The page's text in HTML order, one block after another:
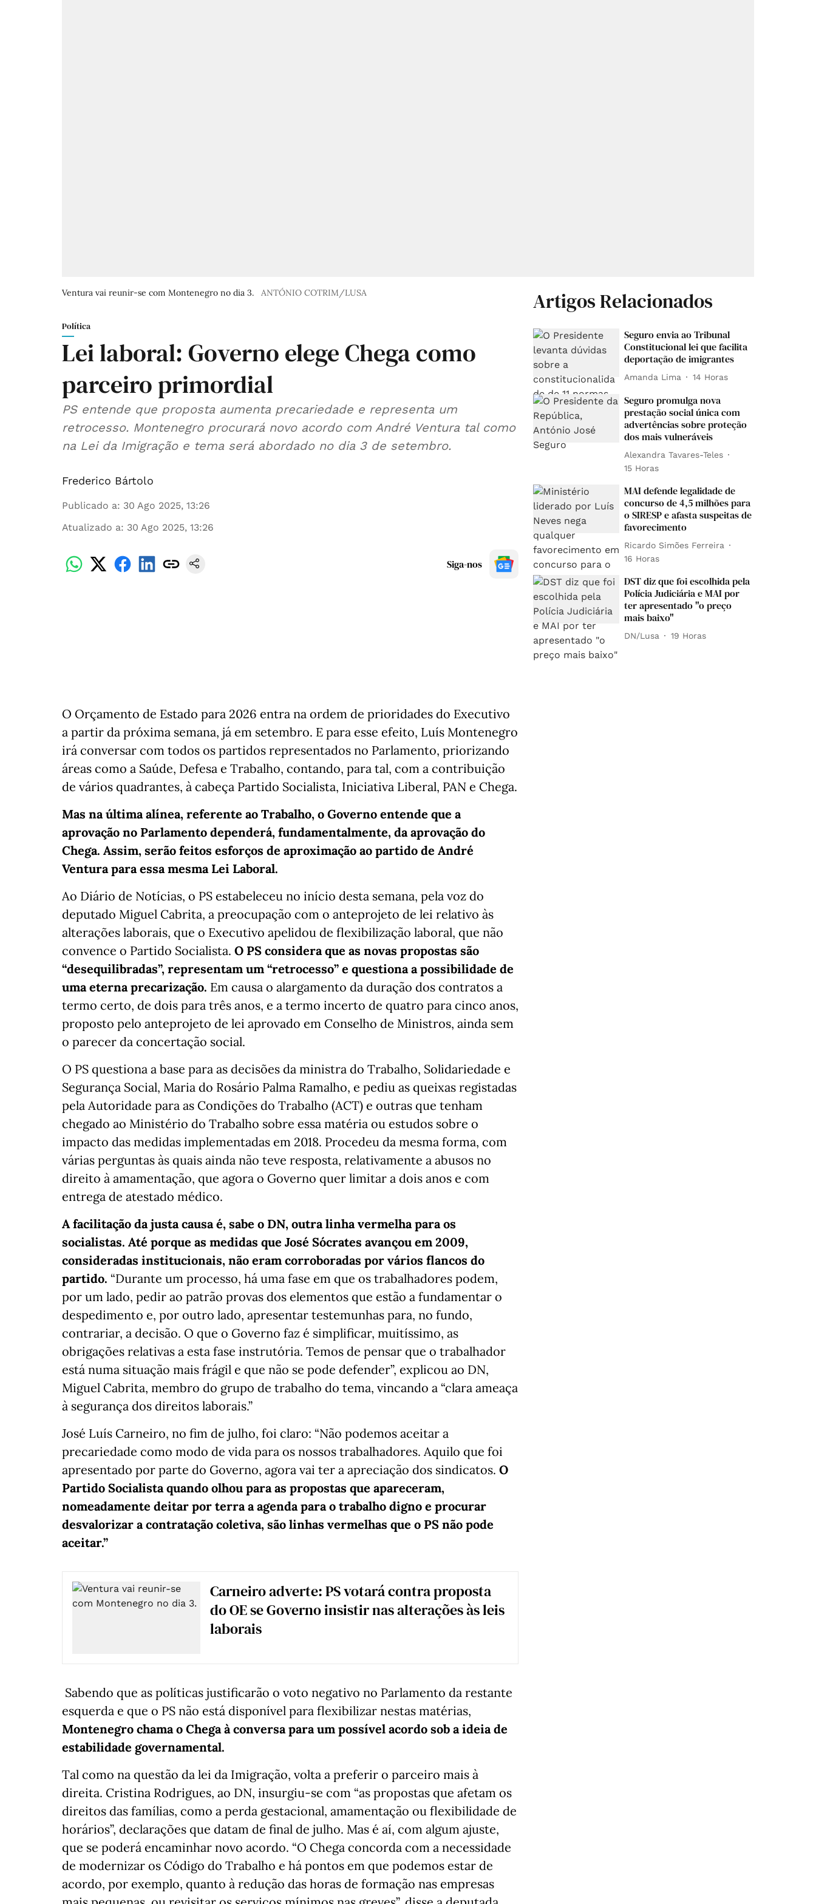
Ventura vai reunir-se com Montenegro no dia 3. ANTÓNIO COTRIM/LUSA
Política
Lei laboral: Governo elege Chega como
parceiro primordial
PS entende que proposta aumenta precariedade e representa um
retrocesso. Montenegro procurará novo acordo com André Ventura tal como
na Lei da Imigração e tema será abordado no dia 3 de setembro.
Frederico Bártolo
Publicado a: 30 Ago 2025, 13:26
Atualizado a: 30 Ago 2025, 13:26
Siga-nos
O Orçamento de Estado para 2026 entra na ordem de prioridades do Executivo
a partir da próxima semana, já em setembro. E para esse efeito, Luís Montenegro
irá conversar com todos os partidos representados no Parlamento, priorizando
áreas como a Saúde, Defesa e Trabalho, contando, para tal, com a contribuição
de vários quadrantes, à cabeça Partido Socialista, Iniciativa Liberal, PAN e Chega.
Mas na última alínea, referente ao Trabalho, o Governo entende que a
aprovação no Parlamento dependerá, fundamentalmente, da aprovação do
Chega. Assim, serão feitos esforços de aproximação ao partido de André
Ventura para essa mesma Lei Laboral.
Ao Diário de Notícias, o PS estabeleceu no início desta semana, pela voz do
deputado Miguel Cabrita, a preocupação com o anteprojeto de lei relativo às
alterações laborais, que o Executivo apelidou de flexibilização laboral, que não
convence o Partido Socialista. O PS considera que as novas propostas são
“desequilibradas”, representam um “retrocesso” e questiona a possibilidade de
uma eterna precarização. Em causa o alargamento da duração dos contratos a
termo certo, de dois para três anos, e a termo incerto de quatro para cinco anos,
proposto pelo anteprojeto de lei aprovado em Conselho de Ministros, ainda sem
o parecer da concertação social.
O PS questiona a base para as decisões da ministra do Trabalho, Solidariedade e
Segurança Social, Maria do Rosário Palma Ramalho, e pediu as queixas registadas
pela Autoridade para as Condições do Trabalho (ACT) e outras que tenham
chegado ao Ministério do Trabalho sobre essa matéria ou estudos sobre o
impacto das medidas implementadas em 2018. Procedeu da mesma forma, com
várias perguntas às quais ainda não teve resposta, relativamente a abusos no
direito à amamentação, que agora o Governo quer limitar a dois anos e com
entrega de atestado médico.
A facilitação da justa causa é, sabe o DN, outra linha vermelha para os
socialistas. Até porque as medidas que José Sócrates avançou em 2009,
consideradas institucionais, não eram corroboradas por vários flancos do
partido. “Durante um processo, há uma fase em que os trabalhadores podem,
por um lado, pedir ao patrão provas dos elementos que estão a fundamentar o
despedimento e, por outro lado, apresentar testemunhas para, no fundo,
contrariar, a decisão. O que o Governo faz é simplificar, muitíssimo, as
obrigações relativas a esta fase instrutória. Temos de pensar que o trabalhador
está numa situação mais frágil e que não se pode defender”, explicou ao DN,
Miguel Cabrita, membro do grupo de trabalho do tema, vincando a “clara ameaça
à segurança dos direitos laborais.”
José Luís Carneiro, no fim de julho, foi claro: “Não podemos aceitar a
precariedade como modo de vida para os nossos trabalhadores. Aquilo que foi
apresentado por parte do Governo, agora vai ter a apreciação dos sindicatos. O
Partido Socialista quando olhou para as propostas que apareceram,
nomeadamente deitar por terra a agenda para o trabalho digno e procurar
desvalorizar a contratação coletiva, são linhas vermelhas que o PS não pode
aceitar.”
Carneiro adverte: PS votará contra proposta
do OE se Governo insistir nas alterações às leis
laborais
Sabendo que as políticas justificarão o voto negativo no Parlamento da restante
esquerda e que o PS não está disponível para flexibilizar nestas matérias,
Montenegro chama o Chega à conversa para um possível acordo sob a ideia de
estabilidade governamental.
Tal como na questão da lei da Imigração, volta a preferir o parceiro mais à
direita. Cristina Rodrigues, ao DN, insurgiu-se com “as propostas que afetam os
direitos das famílias, como a perda gestacional, amamentação ou flexibilidade de
horários”, declarações que datam de final de julho. Mas é aí, com algum ajuste,
que se poderá encaminhar novo acordo. “O Chega concorda com a necessidade
de modernizar os Código do Trabalho e há pontos em que podemos estar de
acordo, por exemplo, quanto à redução das horas de formação nas empresas
Artigos Relacionados
Seguro envia ao Tribunal
Constitucional lei que facilita
deportação de imigrantes
Amanda Lima 14 Horas
Seguro promulga nova
prestação social única com
advertências sobre proteção
dos mais vulneráveis
Alexandra Tavares-Teles
15 Horas
MAI defende legalidade de
concurso de 4,5 milhões para
o SIRESP e afasta suspeitas de
favorecimento
Ricardo Simões Ferreira
16 Horas
DST diz que foi escolhida pela
Polícia Judiciária e MAI por
ter apresentado "o preço
mais baixo"
DN/Lusa 19 Horas